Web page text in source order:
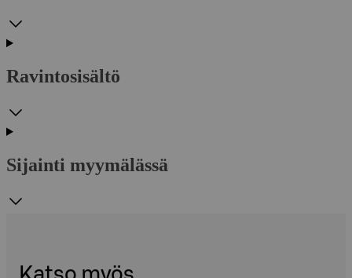
Ravintosisältö
Sijainti myymälässä